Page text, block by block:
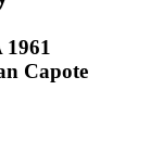
Capote